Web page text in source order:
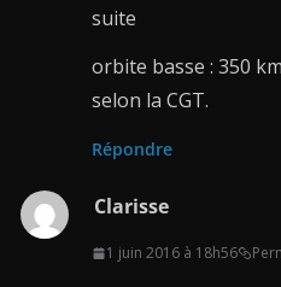
suite
orbite basse : 350
selon la CGT.
Répondre
Clarisse
1 juin 2016 à 18h56